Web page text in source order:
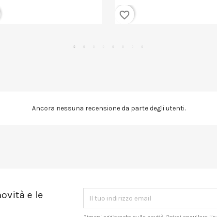
favorite_border
Ancora nessuna recensione da parte degli utenti.
e le